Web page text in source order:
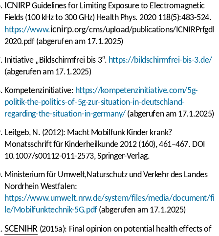
ICNIRPGuidelines for Limiting Exposure to Electromagnetic
Fields (100 kHz to 300 GHz) Health Phys. 2020 118(5):483-524.
https://www.icnirp.org/cms/upload/publications/ICNIRPrfgdl
2020.pdf (abgerufen am 17.1.2025)
Initiative „Bildschirmfrei bis 3“. https://bildschirmfrei-bis-3.de/
(abgerufen am 17.1.2025)
Kompetenzinitiative: https://kompetenzinitiative.com/5g-
politik-the-politics-of-5g-zur-situation-in-deutschland-
regarding-the-situation-in-germany/ (abgerufen am 17.1.2025)
Leitgeb, N. (2012): Macht Mobilfunk Kinder krank?
Monatsschrift für Kinderheilkunde 2012 (160), 461–467. DOI
10.1007/s00112-011-2573, Springer-Verlag.
Ministerium für Umwelt,Naturschutz und Verkehr des Landes
Nordrhein Westfalen:
https://www.umwelt.nrw.de/system/files/media/document/fi
le/Mobilfunktechnik-5G.pdf(abgerufen am 17.1.2025)
SCENIHR(2015a): Final opinion on potential health effects of